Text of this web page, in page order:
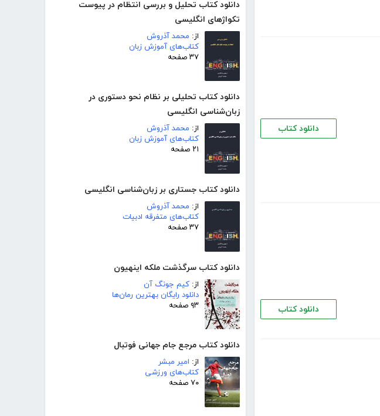
دانلود کتاب تحلیل و بررسی انتظام در پیوست
تکواژهای انگلیسی
از: محمد آذروش
کتاب‌های آموزش زبان
۳۷ صفحه
دانلود کتاب تحلیلی بر نظام نحو دستوری در
زبان‌شناسی انگلیسی
از: محمد آذروش
کتاب‌های آموزش زبان
۲۱ صفحه
دانلود کتاب جستاری بر زبان‌شناسی انگلیسی
از: محمد آذروش
کتاب‌های متفرقه ادبیات
۳۷ صفحه
دانلود کتاب سرگذشت ملکه اینهیون
از: کیم جونگ آن
دانلود رایگان بهترین رمان‌ها
۹۳ صفحه
دانلود کتاب مرجع جام جهانی فوتبال
از: امیر مبشر
کتاب‌های ورزشی
۷۰ صفحه
دانلود کتاب
دانلود کتاب